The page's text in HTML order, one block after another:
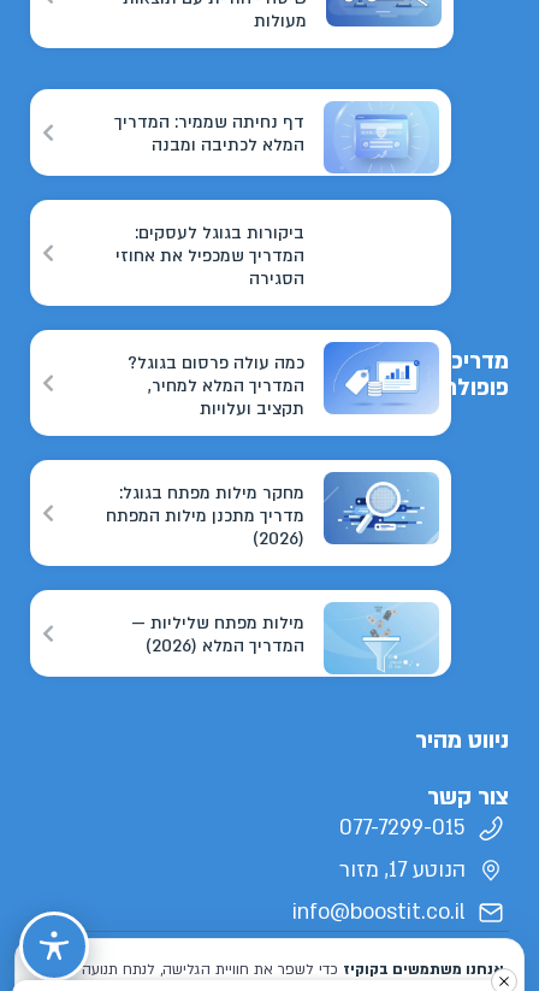
מעולות
מדריכים
פופולריים
דף נחיתה שממיר: המדריך
המלא לכתיבה ומבנה
ביקורות בגוגל לעסקים:
המדריך שמכפיל את אחוזי
הסגירה
כמה עולה פרסום בגוגל?
המדריך המלא למחיר,
תקציב ועלויות
מחקר מילות מפתח בגוגל:
מדריך מתכנן מילות המפתח
(2026)
מילות מפתח שליליות —
המדריך המלא (2026)
ניווט מהיר
צור קשר
077-7299-015
הנוטע 17, מזור
info@boostit.co.il
מדיניות פרטיות הצהרת נגישות מפת אתר